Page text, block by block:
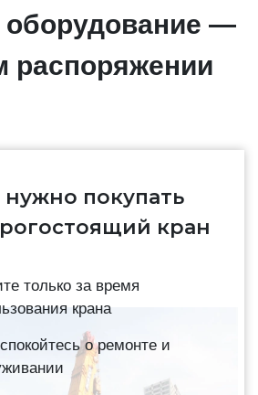
оборудование —
распоряжении
нужно покупать
кран
только за время
крана
о ремонте и